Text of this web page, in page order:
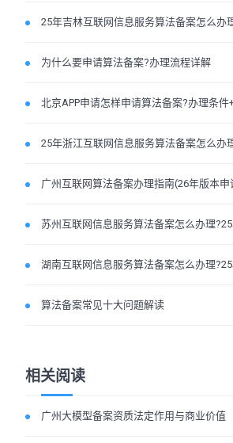
25年吉林互联网信息服务算法备案怎么办
为什么要申请算法备案?办理流程详解
北京APP申请怎样申请算法备案?办理条件
25年浙江互联网信息服务算法备案怎么办
广州互联网算法备案办理指南(26年版本申
苏州互联网信息服务算法备案怎么办理?25
湖南互联网信息服务算法备案怎么办理?25
算法备案常见十大问题解读
相关阅读
广州大模型备案资质法定作用与商业价值